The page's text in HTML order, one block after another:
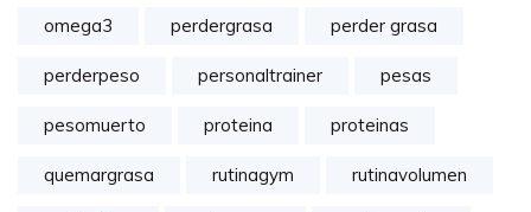
omega3 perdergrasa perder grasa
perderpeso personaltrainer pesas
pesomuerto proteina proteinas
quemargrasa rutinagym rutinavolumen